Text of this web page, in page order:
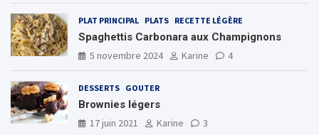
PLAT PRINCIPAL PLATS RECETTE LÉGÈRE
Spaghettis Carbonara aux Champignons
5 novembre 2024
Karine 4
DESSERTS GOUTER
Brownies légers
17 juin 2021
Karine 3